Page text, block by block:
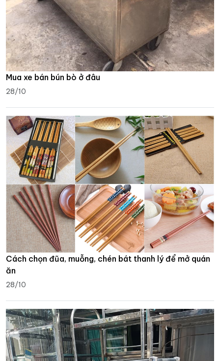
Mua xe bán bún bò ở đâu
28/10
Cách chọn đũa, muỗng, chén bát thanh lý để mở quán
ăn
28/10